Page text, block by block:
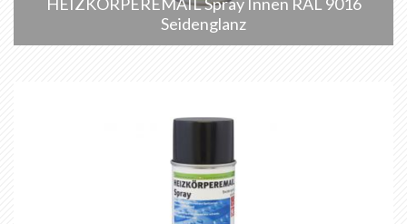
Seidenglanz